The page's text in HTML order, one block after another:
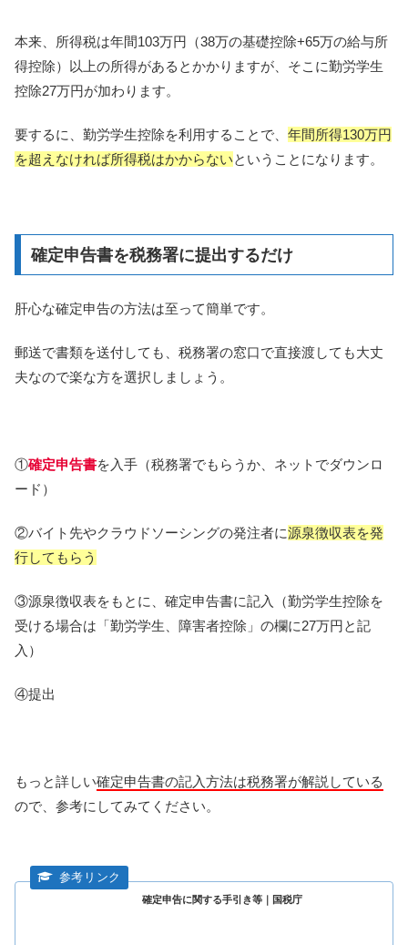
本来、所得税は年間103万円（38万の基礎控除+65万の給与所
得控除）以上の所得があるとかかりますが、そこに勤労学生
控除27万円が加わります。
要するに、勤労学生控除を利用することで、 年間所得130万円
を超えなければ所得税はかからないということになります。
確定申告書を税務署に提出するだけ
肝心な確定申告の方法は至って簡単です。
郵送で書類を送付しても、税務署の窓口で直接渡しても大丈
夫なので楽な方を選択しましょう。
①確定申告書を入手（税務署でもらうか、ネットでダウンロ
ード）
②バイト先やクラウドソーシングの発注者に源泉徴収表を発
行してもらう
③源泉徴収表をもとに、確定申告書に記入（勤労学生控除を
受ける場合は「勤労学生、障害者控除」の欄に27万円と記
入）
④提出
もっと詳しい確定申告書の記入方法は税務署が解説している
ので、参考にしてみてください。
確定申告に関する手引き等｜国税庁